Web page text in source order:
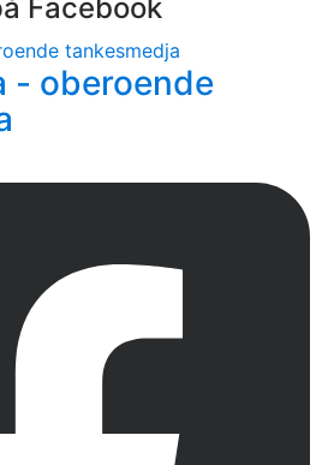
Facebook
- oberoende